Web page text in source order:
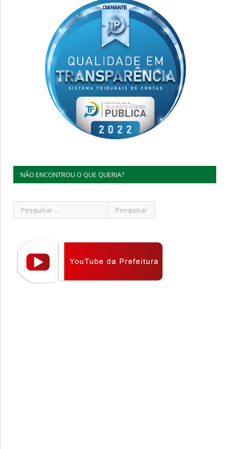
NÃO ENCONTROU O QUE QUERIA?